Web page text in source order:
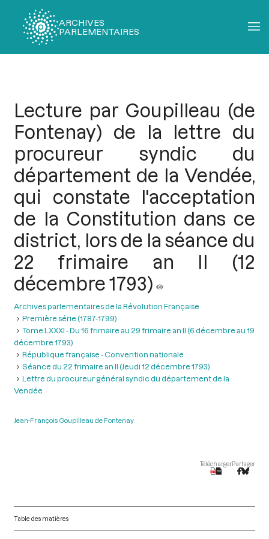
ARCHIVES
PARLEMENTAIRES
Lecture par Goupilleau (de
Fontenay) de la lettre du
procureur syndic du
département de la Vendée,
qui constate l'acceptation
de la Constitution dans ce
district, lors de la séance du
22 frimaire an II (12
décembre 1793)
Archives parlementaires de la Révolution Française
Première série (1787-1799)
Tome LXXXI - Du 16 frimaire au 29 frimaire an II (6 décembre au 19
décembre 1793)
République française - Convention nationale
Séance du 22 frimaire an II (Jeudi 12 décembre 1793)
Lettre du procureur général syndic du département de la
Vendée
Jean-François Goupilleau de Fontenay
TéléchargerPartager
Table des matières